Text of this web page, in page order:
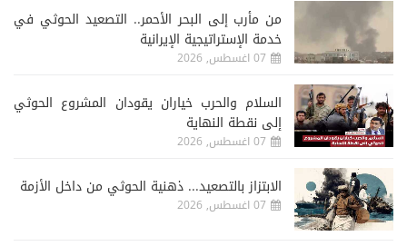
من مأرب إلى البحر الأحمر.. التصعيد الحوثي في
خدمة الإستراتيجية الإيرانية
07 اغسطس, 2026
السلام والحرب خياران يقودان المشروع الحوثي
إلى نقطة النهاية
07 اغسطس, 2026
الابتزاز بالتصعيد... ذهنية الحوثي من داخل الأزمة
07 اغسطس, 2026